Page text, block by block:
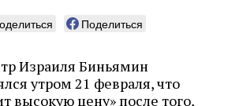
Поделиться
Израиля Биньямин
утром 21 февраля, что
высокую цену» после того,